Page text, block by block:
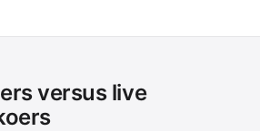
versus live